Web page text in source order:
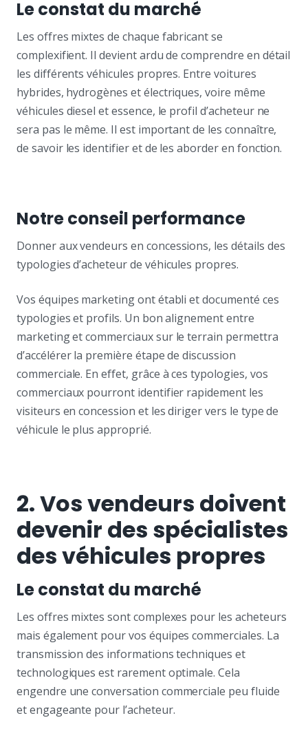
Le constat du marché
Les offres mixtes de chaque fabricant se
complexifient. Il devient ardu de comprendre en détail
les différents véhicules propres. Entre voitures
hybrides, hydrogènes et électriques, voire même
véhicules diesel et essence, le profil d’acheteur ne
sera pas le même. Il est important de les connaître,
de savoir les identifier et de les aborder en fonction.
Notre conseil performance
Donner aux vendeurs en concessions, les détails des
typologies d’acheteur de véhicules propres.
Vos équipes marketing ont établi et documenté ces
typologies et profils. Un bon alignement entre
marketing et commerciaux sur le terrain permettra
d’accélérer la première étape de discussion
commerciale. En effet, grâce à ces typologies, vos
commerciaux pourront identifier rapidement les
visiteurs en concession et les diriger vers le type de
véhicule le plus approprié.
2. Vos vendeurs doivent
devenir des spécialistes
des véhicules propres
Le constat du marché
Les offres mixtes sont complexes pour les acheteurs
mais également pour vos équipes commerciales. La
transmission des informations techniques et
technologiques est rarement optimale. Cela
engendre une conversation commerciale peu fluide
et engageante pour l’acheteur.